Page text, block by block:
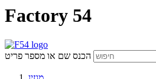
Factory 54
הכנס שם או מספר פריט